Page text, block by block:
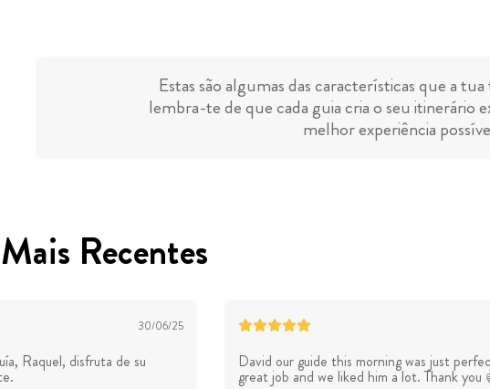
Estas são algumas das características que a
lembra-te de que cada guia cria o seu itinerário
melhor experiência
Recentes
30/06/25
Raquel, disfruta de su David our guide this morning was just
great job and we liked him a lot. Thank